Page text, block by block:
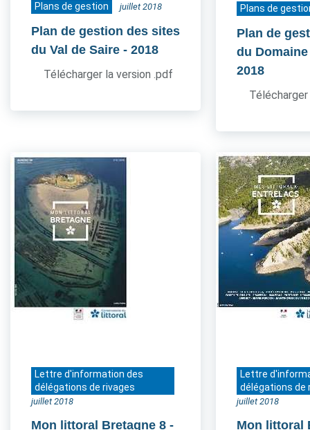
Plans de gestion juillet 2018
Plan de gestion des sites
du Val de Saire - 2018
Télécharger la version .pdf
Plans de
Plan de
du
2018
Lettre d'information des
délégations de rivages
juillet 2018
Mon littoral Bretagne 8 -
Lettre
délégations de
juillet 2018
Mon littoral